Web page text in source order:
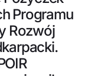
Programu
Rozwój